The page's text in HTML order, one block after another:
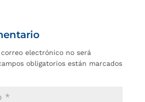
electrónico no será
obligatorios están marcados